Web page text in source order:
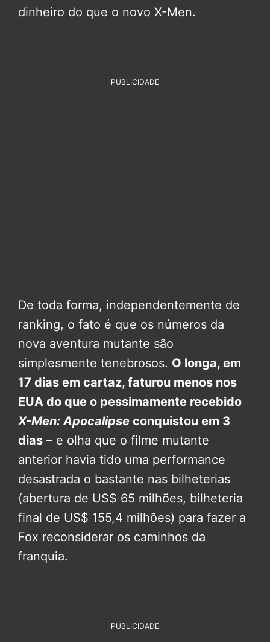
dinheiro do que o novo X-Men.
PUBLICIDADE
De toda forma, independentemente de
ranking, o fato é que os números da
nova aventura mutante são
simplesmente tenebrosos. O longa, em
17 dias em cartaz, faturou menos nos
EUA do que o pessimamente recebido
X-Men: Apocalipse conquistou em 3
dias – e olha que o filme mutante
anterior havia tido uma performance
desastrada o bastante nas bilheterias
(abertura de US$ 65 milhões, bilheteria
final de US$ 155,4 milhões) para fazer a
Fox reconsiderar os caminhos da
franquia.
PUBLICIDADE